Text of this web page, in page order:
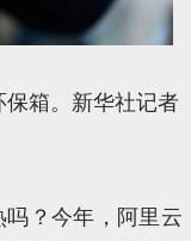
保箱。新华社记者
吗？今年，阿里云